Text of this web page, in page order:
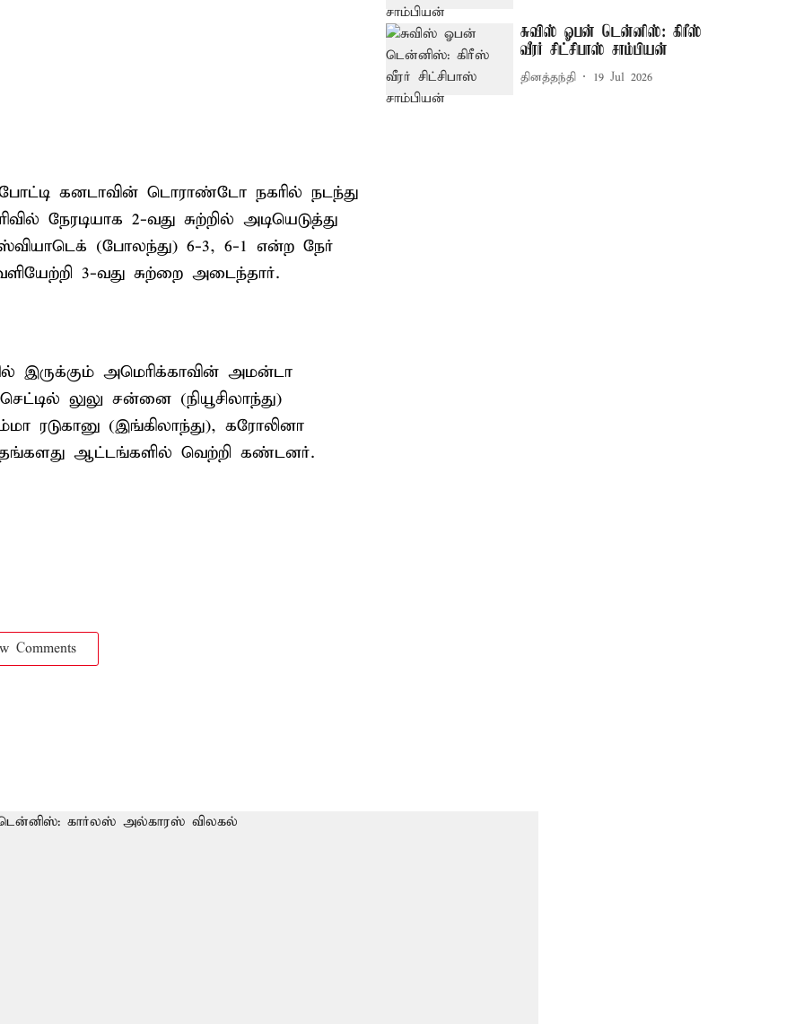
கனடாவின் டொராண்டோ நகரில் நடந்து
நேரடியாக 2-வது சுற்றில் அடியெடுத்து
(போலந்து) 6-3, 6-1 என்ற நேர்
3-வது சுற்றை அடைந்தார்.
இருக்கும் அமெரிக்காவின் அமன்டா
லுலு சன்னை (நியூசிலாந்து)
ரடுகானு (இங்கிலாந்து), கரோலினா
தங்களது ஆட்டங்களில் வெற்றி கண்டனர்.
Comments
சுவிஸ் ஓபன் டென்னிஸ்: கிரீஸ்
வீரர் சிட்சிபாஸ் சாம்பியன்
தினத்தந்தி 19 Jul 2026